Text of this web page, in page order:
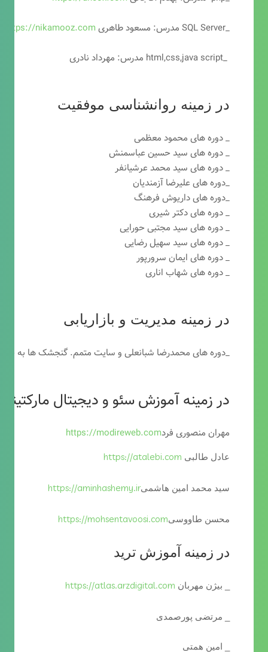
_SQL Server مدرس: مسعود طاهری
https://nikamooz.com
_html,css,java script مدرس: مهرداد نادری
در زمینه روانشناسی موفقیت
_ دوره های محمود معظمی
_ دوره های سید حسین عباسمنش
_ دوره های سید محمد عرشیانفر
_دوره های علیرضا آزمندیان
_دوره های داریوش فرهنگ
_ دوره های دکتر شیری
_ دوره های سید مجتبی حورایی
_ دوره های سید سهیل رضایی
_ دوره های ایمان سرورپور
_ دوره های شهاب اناری
در زمینه مدیریت و بازاریابی
_دوره های محمدرضا شبانعلی و سایت متمم. گنجشک ها به
در زمینه آموزش سئو و دیجیتال
مهران منصوری فردhttps://modireweb.com
عادل طالبی https://atalebi.com
سید محمد امین هاشمیhttps://aminhashemy.ir
محسن طاووسیhttps://mohsentavoosi.com
در زمینه آموزش ترید
_ بیژن مهربان https://atlas.arzdigital.com
_ مرتضی پورصمدی
_ امین همتی